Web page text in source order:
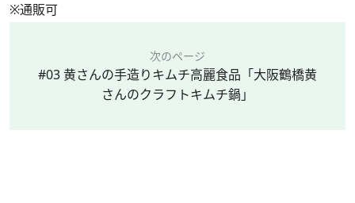
※通販可
次のページ
#03 黄さんの手造りキムチ高麗食品「大阪鶴橋黄
さんのクラフトキムチ鍋」